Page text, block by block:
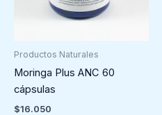
Productos Naturales
Moringa Plus ANC 60
cápsulas
$16.050